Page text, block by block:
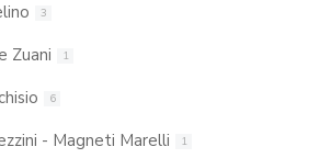
3
Zuani 1
6
- Magneti Marelli 1